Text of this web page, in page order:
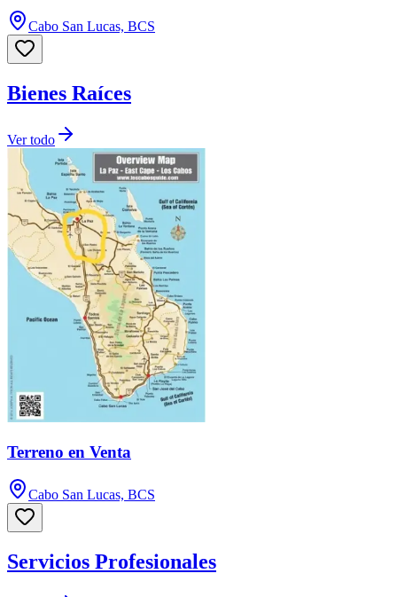
Cabo San Lucas, BCS
Bienes Raíces
Ver todo
Terreno en Venta
Cabo San Lucas, BCS
Servicios Profesionales